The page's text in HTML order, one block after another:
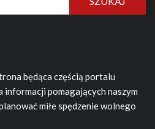
będąca częścią portalu
informacji pomagających naszym
miłe spędzenie wolnego